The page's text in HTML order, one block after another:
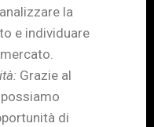
la
e individuare
Grazie al
di